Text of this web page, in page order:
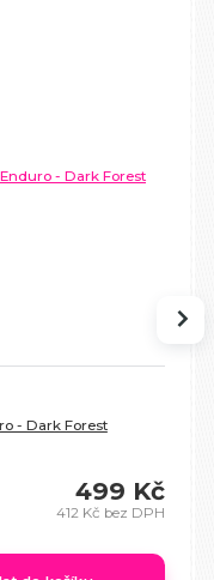
- Dark Forest
499 Kč
412 Kč bez DPH